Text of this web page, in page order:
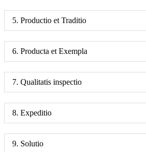
5. Productio et Traditio
6. Producta et Exempla
7. Qualitatis inspectio
8. Expeditio
9. Solutio